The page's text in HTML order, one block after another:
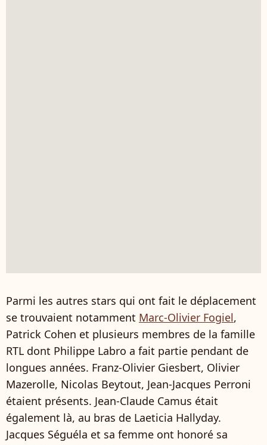
Parmi les autres stars qui ont fait le déplacement
se trouvaient notamment Marc-Olivier Fogiel,
Patrick Cohen et plusieurs membres de la famille
RTL dont Philippe Labro a fait partie pendant de
longues années. Franz-Olivier Giesbert, Olivier
Mazerolle, Nicolas Beytout, Jean-Jacques Perroni
étaient présents. Jean-Claude Camus était
également là, au bras de Laeticia Hallyday.
Jacques Séguéla et sa femme ont honoré sa